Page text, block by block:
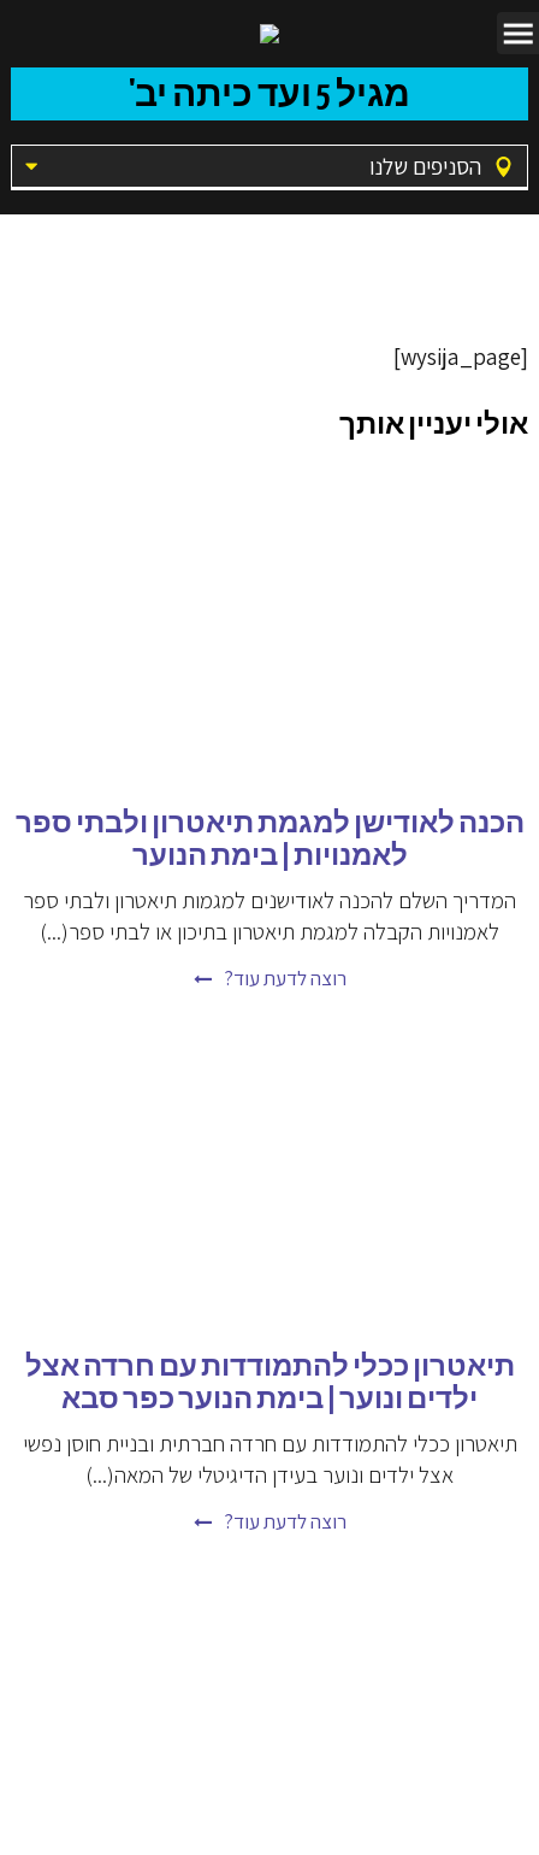
מגיל 5 ועד כיתה יב'
הסניפים שלנו
[wysija_page]
אולי יעניין אותך
הכנה לאודישן למגמת תיאטרון ולבתי ספר
לאמנויות | בימת הנוער
המדריך השלם להכנה לאודישנים למגמות תיאטרון ולבתי ספר
לאמנויות הקבלה למגמת תיאטרון בתיכון או לבתי ספר(...)
רוצה לדעת עוד?
תיאטרון ככלי להתמודדות עם חרדה אצל
ילדים ונוער | בימת הנוער כפר סבא
תיאטרון ככלי להתמודדות עם חרדה חברתית ובניית חוסן נפשי
אצל ילדים ונוער בעידן הדיגיטלי של המאה(...)
רוצה לדעת עוד?